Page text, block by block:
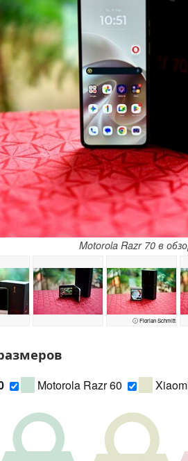
Motorola Razr 70 в
ⓘ Florian Schmitt
Motorola Razr 60